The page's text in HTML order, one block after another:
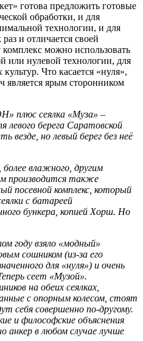
готова предложить готовые
обработки, и для
технологии, и для
и отличается своей
можно использовать
или нулевой технологии, для
Что касается «нуля»,
является ярым сторонником
плюс сеялка «Муза» –
левого берега Саратовской
но левый берег без неё
влажного, другим
производится также
посевной комплекс, который
с батареей
бункера, копией Хорш. Но
году взяло «модный»
сошником (из-за его
для «нуля») и очень
сеет «Музой».
на обеих сеялках,
с опорным колесом, стоят
себя совершенно по-другому.
и философские объяснения
анкер в любом случае лучше